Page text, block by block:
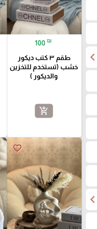
chevron_left
chevron_left
100 ₪
طقم ٣ كتب ديكور
خشب (تستخدم للتخزين
والديكور )
add_shopping_cart
favorite_border